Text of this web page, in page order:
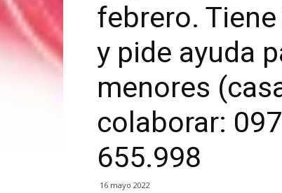
febrero.
y pide ayuda
menores
colaborar:
655.998
16 mayo 2022